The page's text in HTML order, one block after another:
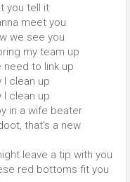
you tell it
meet you
we see you
my team up
need to link up
I clean up
I clean up
in a wife beater
that's a new
leave a tip with you
red bottoms fit you